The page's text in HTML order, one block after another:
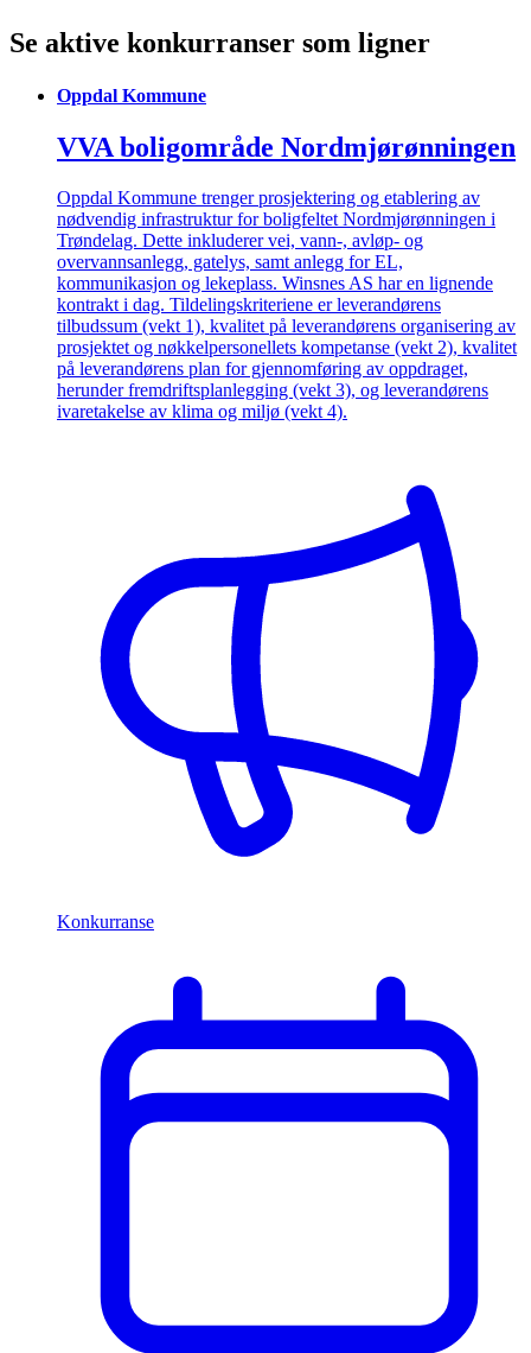
Se aktive konkurranser som ligner
Oppdal Kommune
VVA boligområde Nordmjørønningen
Oppdal Kommune trenger prosjektering og etablering av
nødvendig infrastruktur for boligfeltet Nordmjørønningen i
Trøndelag. Dette inkluderer vei, vann-, avløp- og
overvannsanlegg, gatelys, samt anlegg for EL,
kommunikasjon og lekeplass. Winsnes AS har en lignende
kontrakt i dag. Tildelingskriteriene er leverandørens
tilbudssum (vekt 1), kvalitet på leverandørens organisering av
prosjektet og nøkkelpersonellets kompetanse (vekt 2), kvalitet
på leverandørens plan for gjennomføring av oppdraget,
herunder fremdriftsplanlegging (vekt 3), og leverandørens
ivaretakelse av klima og miljø (vekt 4).
Konkurranse